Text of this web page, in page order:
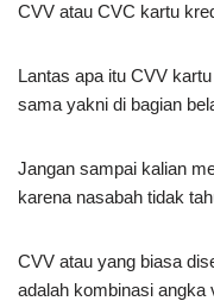
CVV atau CVC kartu
Lantas apa itu CVV
sama yakni di bagian
Jangan sampai kalian
karena nasabah tidak
CVV atau yang biasa
adalah kombinasi angka